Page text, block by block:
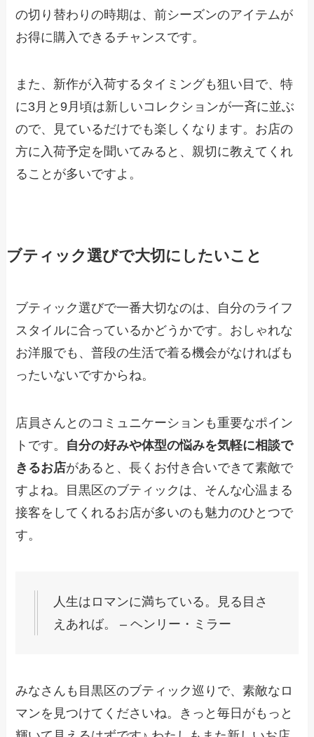
の切り替わりの時期は、前シーズンのアイテムが
お得に購入できるチャンスです。
また、新作が入荷するタイミングも狙い目で、特
に3月と9月頃は新しいコレクションが一斉に並ぶ
ので、見ているだけでも楽しくなります。お店の
方に入荷予定を聞いてみると、親切に教えてくれ
ることが多いですよ。
ブティック選びで大切にしたいこと
ブティック選びで一番大切なのは、自分のライフ
スタイルに合っているかどうかです。おしゃれな
お洋服でも、普段の生活で着る機会がなければも
ったいないですからね。
店員さんとのコミュニケーションも重要なポイン
トです。 自分の好みや体型の悩みを気軽に相談で
きるお店があると、長くお付き合いできて素敵で
すよね。目黒区のブティックは、そんな心温まる
接客をしてくれるお店が多いのも魅力のひとつで
す。
人生はロマンに満ちている。見る目さ
えあれば。 – ヘンリー・ミラー
みなさんも目黒区のブティック巡りで、素敵なロ
マンを見つけてくださいね。きっと毎日がもっと